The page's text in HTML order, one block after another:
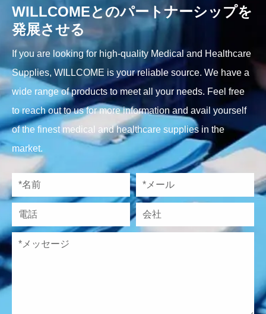
WILLCOMEとのパートナーシップを
発展させる
If you are looking for high-quality Medical and Healthcare
Supplies, WILLCOME is your reliable source. We have a
wide range of products to meet all your needs. Feel free
to reach out to us for more information and avail yourself
of the finest medical and healthcare supplies in the
market.